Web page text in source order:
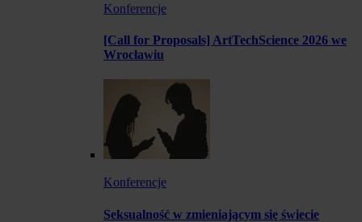
Konferencje
[Call for Proposals] ArtTechScience 2026 we
Wrocławiu
Konferencje
Seksualność w zmieniającym się świecie